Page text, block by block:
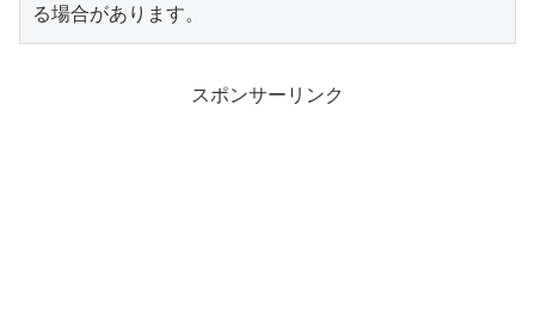
る場合があります。
スポンサーリンク